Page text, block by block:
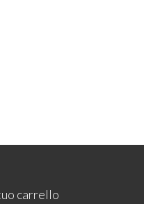
carrello